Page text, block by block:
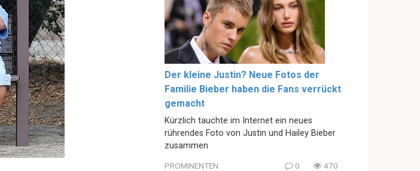
Der kleine Justin? Neue Fotos der
Familie Bieber haben die Fans verrückt
gemacht
Kürzlich tauchte im Internet ein neues
rührendes Foto von Justin und Hailey Bieber
zusammen
PROMINENTEN 0 470